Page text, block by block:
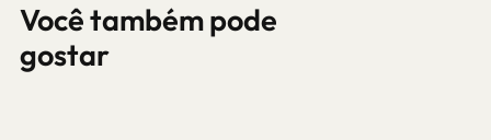
Você também pode
gostar